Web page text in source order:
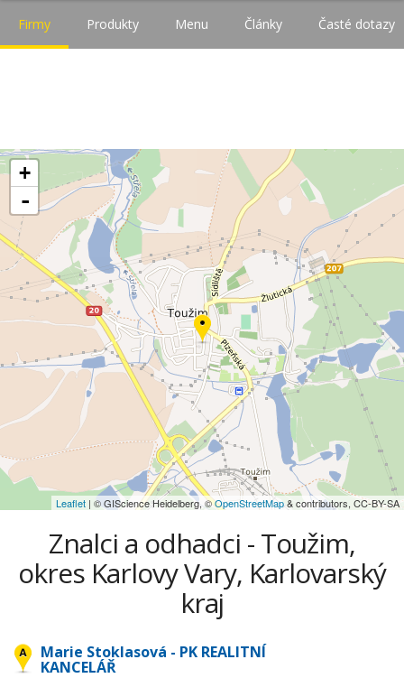
Firmy Produkty Menu Články Časté dotazy
+
-
Leaflet | © GIScience Heidelberg, ©OpenStreetMap& contributors, CC-BY-SA
Znalci a odhadci - Toužim,
okres Karlovy Vary, Karlovarský
kraj
Marie Stoklasová - PK REALITNÍ
KANCELÁŘ